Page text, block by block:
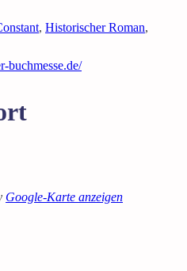
, Historischer Roman,
buchmesse.de/
Google-Karte anzeigen